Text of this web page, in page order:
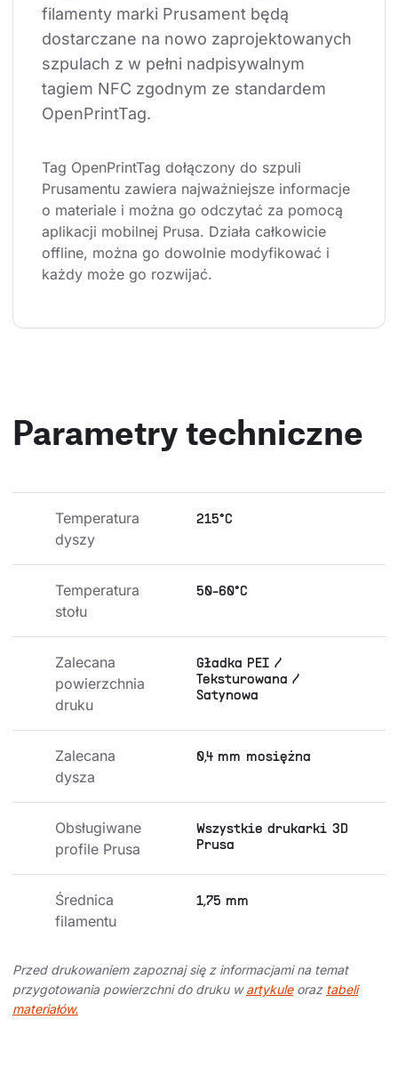
filamenty marki Prusament będą
dostarczane na nowo zaprojektowanych
szpulach z w pełni nadpisywalnym
tagiem NFC zgodnym ze standardem
OpenPrintTag.
Tag OpenPrintTag dołączony do szpuli
Prusamentu zawiera najważniejsze informacje
o materiale i można go odczytać za pomocą
aplikacji mobilnej Prusa. Działa całkowicie
offline, można go dowolnie modyfikować i
każdy może go rozwijać.
Parametry techniczne
Temperatura
dyszy
215°C
Temperatura
stołu
50-60°C
Zalecana
powierzchnia
druku
Gładka PEI /
Teksturowana /
Satynowa
Zalecana
dysza
0,4 mm mosiężna
Obsługiwane
profile Prusa
Wszystkie drukarki 3D
Prusa
Średnica
filamentu
1,75 mm
Przed drukowaniem zapoznaj się z informacjami na temat
przygotowania powierzchni do druku wartykuleoraz tabeli
materiałów.